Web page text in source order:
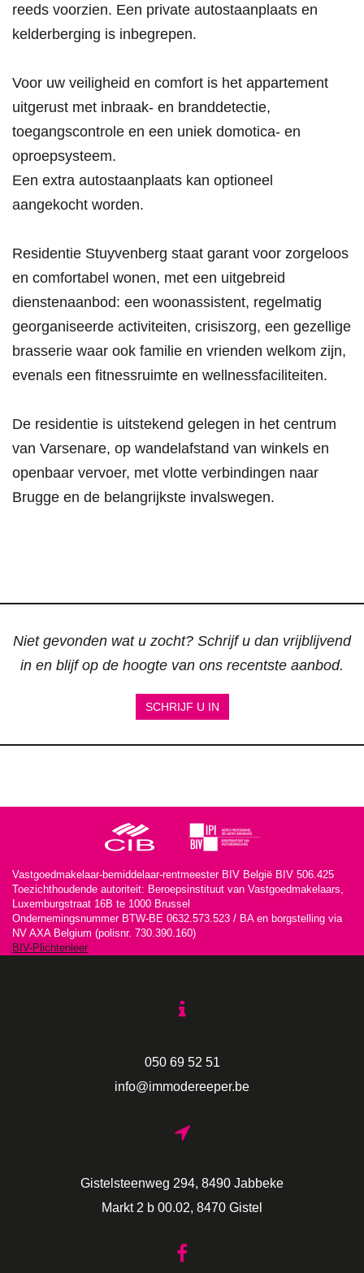
reeds voorzien. Een private autostaanplaats en
kelderberging is inbegrepen.
Voor uw veiligheid en comfort is het appartement
uitgerust met inbraak- en branddetectie,
toegangscontrole en een uniek domotica- en
oproepsysteem.
Een extra autostaanplaats kan optioneel
aangekocht worden.
Residentie Stuyvenberg staat garant voor zorgeloos
en comfortabel wonen, met een uitgebreid
dienstenaanbod: een woonassistent, regelmatig
georganiseerde activiteiten, crisiszorg, een gezellige
brasserie waar ook familie en vrienden welkom zijn,
evenals een fitnessruimte en wellnessfaciliteiten.
De residentie is uitstekend gelegen in het centrum
van Varsenare, op wandelafstand van winkels en
openbaar vervoer, met vlotte verbindingen naar
Brugge en de belangrijkste invalswegen.
Niet gevonden wat u zocht? Schrijf u dan vrijblijvend
in en blijf op de hoogte van ons recentste aanbod.
SCHRIJF U IN
Vastgoedmakelaar-bemiddelaar-rentmeester BIV België BIV 506.425
Toezichthoudende autoriteit: Beroepsinstituut van Vastgoedmakelaars,
Luxemburgstraat 16B te 1000 Brussel
Ondernemingsnummer BTW-BE 0632.573.523 / BA en borgstelling via
NV AXA Belgium (polisnr. 730.390.160)
BIV-Plichtenleer
050 69 52 51
info@immodereeper.be
Gistelsteenweg 294, 8490 Jabbeke
Markt 2 b 00.02, 8470 Gistel